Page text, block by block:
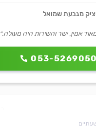
053-5269050
מגבעת שמואל
אמין, ישר והשירות היה מעולה.״